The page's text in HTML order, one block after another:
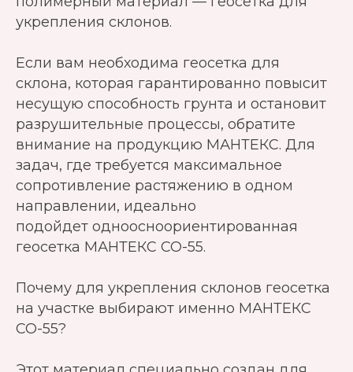
укрепления склонов.
Если вам необходима геосетка для
склона, которая гарантированно повысит
несущую способность грунта и остановит
разрушительные процессы, обратите
внимание на продукцию МАНТЕКС. Для
задач, где требуется максимальное
сопротивление растяжению в одном
направлении, идеально
подойдет одноосноориентированная
геосетка МАНТЕКС СО-55.
Почему для укрепления склонов геосетка
на участке выбирают именно МАНТЕКС
СО-55?